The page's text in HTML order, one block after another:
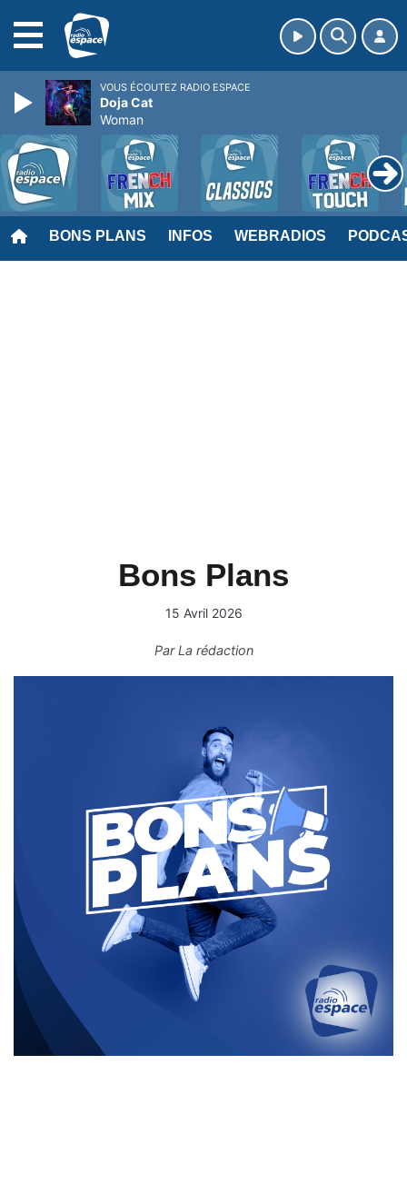
BONS PLANS INFOS WEBRADIOS
Bons Plans
15 Avril 2026
ParLa rédaction
VOUS ÉCOUTEZ RADIO ESPACE
Doja Cat
Woman